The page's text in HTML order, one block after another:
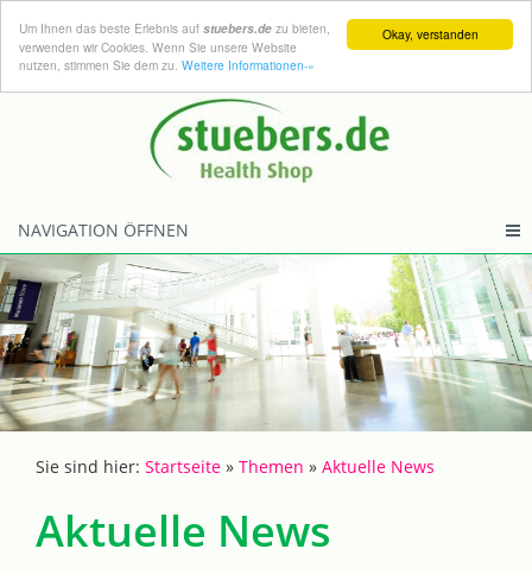
Okay, verstanden
Um Ihnen das beste Erlebnis auf stuebers.de zu bieten,
verwenden wir Cookies. Wenn Sie unsere Website
nutzen, stimmen Sie dem zu. Weitere Informationen-»
NAVIGATION ÖFFNEN
Sie sind hier: Startseite » Themen » Aktuelle News
Aktuelle News